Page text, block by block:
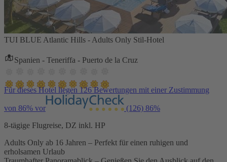
TUI BLUE Atlantic Hills - Adults Only Stil-Hotel
Spanien - Teneriffa - Puerto de la Cruz
Für dieses Hotel liegen 126 Bewertungen mit einer Zustimmung
von 86% vor (126) 86%
8-tägige Flugreise, DZ inkl. HP
Adults Only ab 16 Jahren – Perfekt für einen ruhigen und
erholsamen Urlaub